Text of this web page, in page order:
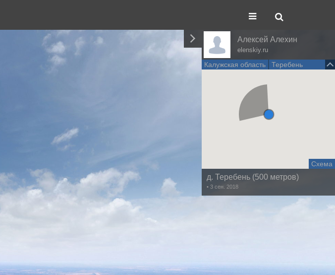
Алексей Алехин
elenskiy.ru
Калужская область Теребень
Схема
д. Теребень (500 метров)
• 3 сен. 2018